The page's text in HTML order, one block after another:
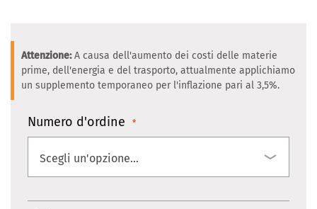
Attenzione:A causa dell'aumento dei costi delle materie
prime, dell'energia e del trasporto, attualmente applichiamo
un supplemento temporaneo per l'inflazione pari al 3,5%.
Numero d'ordine